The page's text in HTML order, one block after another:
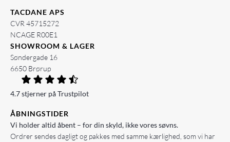
TACDANE APS
CVR 45715272
NCAGE R00E1
SHOWROOM & LAGER
Søndergade 16
6650 Brørup
4.7 stjerner på Trustpilot
ÅBNINGSTIDER
Vi holder altid åbent – for din skyld, ikke vores søvns.
Ordrer sendes dagligt og pakkes med samme kærlighed, som vi har